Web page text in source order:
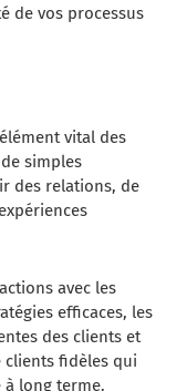
de vos processus
vital des
simples
des relations, de
avec les
efficaces, les
des clients et
clients fidèles qui
à long terme.